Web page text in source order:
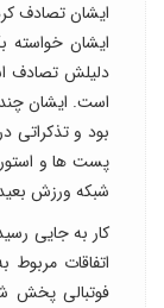
ایشان تصادف
ایشان خواسته
دلیلش تصادف
است. ایشان
بود و تذکراتی
پست ها و
شبکه ورزش
کار به جایی
اتفاقات مربوط
فوتبالی پخش